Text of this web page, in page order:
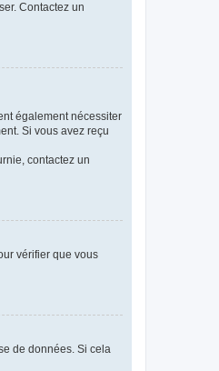
Contactez un
également nécessiter
Si vous avez reçu
contactez un
vérifier que vous
de données. Si cela